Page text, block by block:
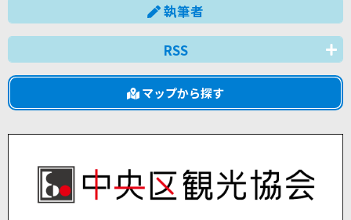
執筆者
RSS
マップから探す